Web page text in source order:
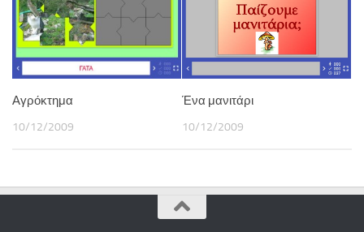
Αγρόκτημα
10/12/2009
Ένα μανιτάρι
10/12/2009